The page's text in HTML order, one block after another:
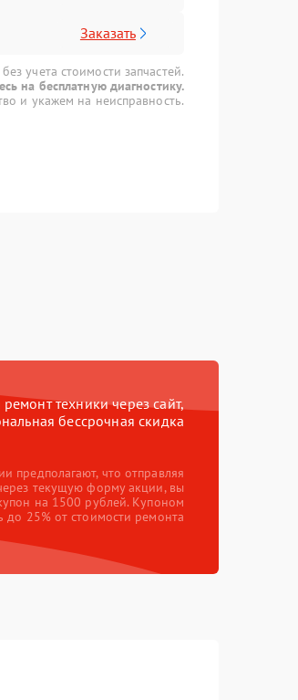
Заказать
учета стоимости запчастей.
на бесплатную диагностику.
и укажем на неисправность.
техники через сайт,
бессрочная скидка
предполагают, что отправляя
текущую форму акции, вы
на 1500 рублей. Купоном
до 25% от стоимости ремонта